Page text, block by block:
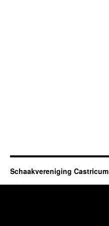
Schaakvereniging Castricum